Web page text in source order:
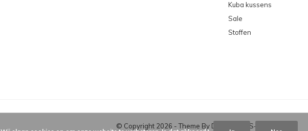
Kuba kussens
Sale
Stoffen
© Copyright 2026 - Theme By DMWS RSS-feed